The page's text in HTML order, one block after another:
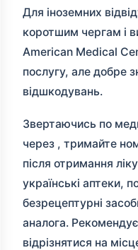
Для іноземних
коротшим чергам і
American Medical
послугу, але добре
відшкодувань.
Звертаючись по
через , тримайте
після отримання
українські аптеки,
безрецептурні
аналога.
відрізнятися на